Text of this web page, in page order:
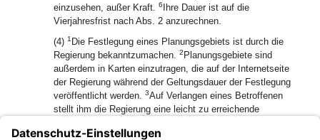
einzusehen, außer Kraft. 6
Ihre Dauer ist auf die
Vierjahresfrist nach Abs. 2 anzurechnen.
(4) 1 Die Festlegung eines Planungsgebiets ist durch die
Regierung bekanntzumachen. 2 Planungsgebiete sind
außerdem in Karten einzutragen, die auf der Internetseite
der Regierung während der Geltungsdauer der Festlegung
veröffentlicht werden. 3Auf Verlangen eines Betroffenen
stellt ihm die Regierung eine leicht zu erreichende